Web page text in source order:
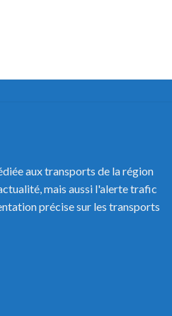
aux transports de la région
mais aussi l'alerte trafic
précise sur les transports